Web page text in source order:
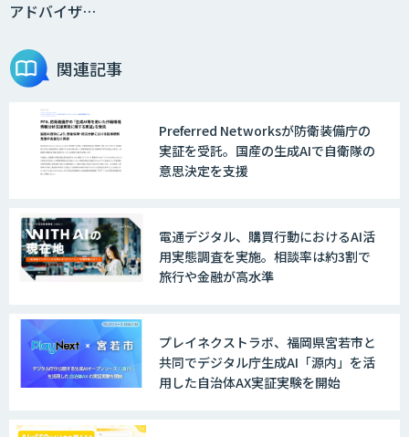
物流チェッカー
AI 受託開発・導入支援
TERAS AIカメラソリューション
アドバイザ…
関連記事
Preferred Networksが防衛装備庁の
実証を受託。国産の生成AIで自衛隊の
意思決定を支援
電通デジタル、購買行動におけるAI活
用実態調査を実施。相談率は約3割で
旅行や金融が高水準
プレイネクストラボ、福岡県宮若市と
共同でデジタル庁生成AI「源内」を活
用した自治体AX実証実験を開始